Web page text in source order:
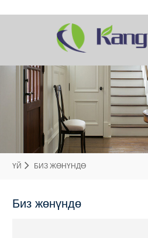
ҮЙ БИЗ ЖӨНҮНДӨ
Биз жөнүндө